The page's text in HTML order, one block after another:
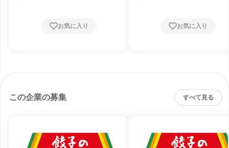
お気に入り お気に入り
この企業の募集 すべて見る